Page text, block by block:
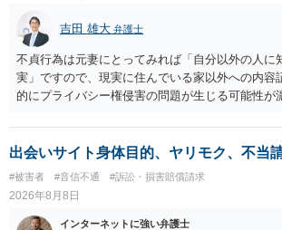
吉田 雄大 弁護士
不貞行為は元妻にとってみれば「自分以外の人に
実」ですので、現実に住んでいる家以外への内容
的にプライバシー権侵害の問題が生じる可能性が
出会いサイト身体目的、ヤリモク、不当
#被害者 #音信不通 #訴訟・損害賠償請求
2026年8月8日
インターネットに強い弁護士